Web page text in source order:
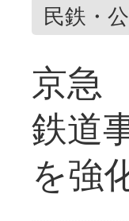
民鉄・
京急
鉄道
を強